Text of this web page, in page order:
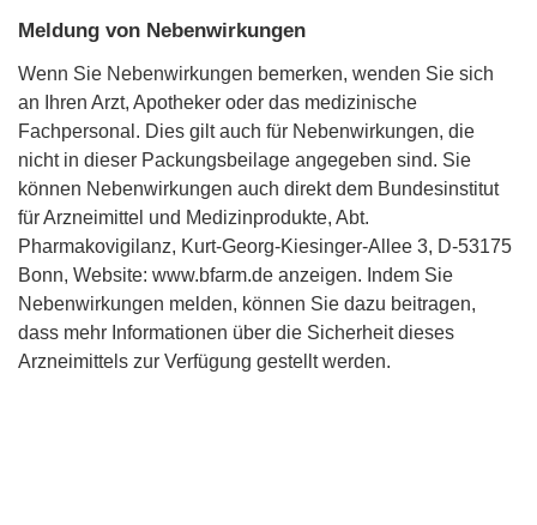
Meldung von Nebenwirkungen
Wenn Sie Nebenwirkungen bemerken, wenden Sie sich
an Ihren Arzt, Apotheker oder das medizinische
Fachpersonal. Dies gilt auch für Nebenwirkungen, die
nicht in dieser Packungsbeilage angegeben sind. Sie
können Nebenwirkungen auch direkt dem Bundesinstitut
für Arzneimittel und Medizinprodukte, Abt.
Pharmakovigilanz, Kurt-Georg-Kiesinger-Allee 3, D-53175
Bonn, Website: www.bfarm.de anzeigen. Indem Sie
Nebenwirkungen melden, können Sie dazu beitragen,
dass mehr Informationen über die Sicherheit dieses
Arzneimittels zur Verfügung gestellt werden.